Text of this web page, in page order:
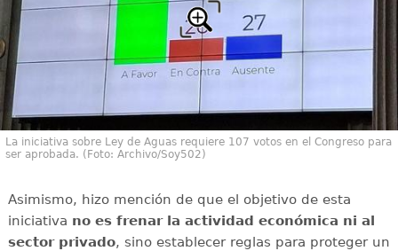
La iniciativa sobre Ley de Aguas requiere 107 votos en el Congreso para
ser aprobada. (Foto: Archivo/Soy502)
Asimismo, hizo mención de que el objetivo de esta
iniciativa no es frenar la actividad económica ni al
sector privado, sino establecer reglas para proteger un